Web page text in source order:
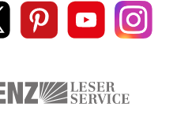
Lorenz
Leserservice
Lorenz
Leserservice
Lorenz
Leserservice
Lorenz